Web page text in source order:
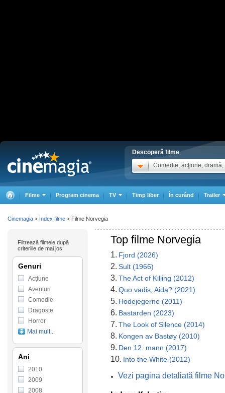
Descoperă filme
Comedie, acţiune, dramă,
Filme Program cinema TV Timp liber În curând Trailer
Top filme Norvegia
1. Fjord (2026)
2. Sult (1966)
3. The Act of Killing (2012)
4. Quo vadis, Aida? (2021)
5. Hodejegerne (2011)
6. Bastarden (2023)
7. The Look of Silence (2014)
8. Kongen av Bastøy (2010)
9. Den 12. mann (2017)
10. Into the White (2012)
Vezi pagina detaliată filme
Filtrează filmele după
criteriile de mai jos:
Genuri
Acţiune
Aventuri
Comedie
Dragoste
Horror
Mai mult...
Ani
2010
2009
2008
Cinemagia > Index filme > Filme Norvegia